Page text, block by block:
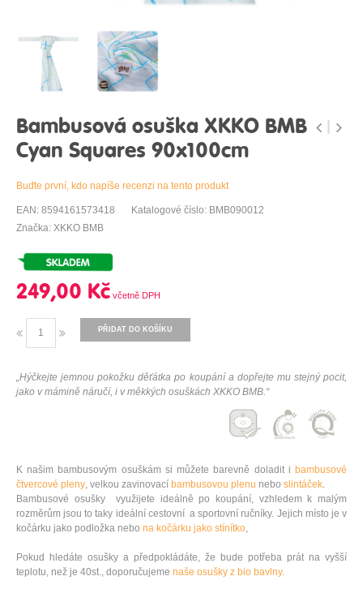
Bambusová osuška XKKO BMB
Cyan Squares 90x100cm
Buďte první, kdo napíše recenzi na tento produkt
EAN: 8594161573418
Katalogové číslo: BMB090012
Značka: XKKO BMB
249,00 Kč
PŘIDAT DO KOŠÍKU
„Hýčkejte jemnou pokožku děťátka po koupání a dopřejte mu stejný pocit,
jako v mámině náručí, i v měkkých osuškách XKKO BMB.“
K našim bambusovým osuškám si můžete barevně doladit i bambusové
čtvercové pleny, velkou zavinovací bambusovou plenu nebo slintáček.
Bambusové osušky využijete ideálně po koupání, vzhledem k malým
rozměrům jsou to taky ideální cestovní a sportovní ručníky. Jejich místo je v
kočárku jako podložka nebo na kočárku jako stínítko,
Pokud hledáte osušky a předpokládáte, že bude potřeba prát na vyšší
teplotu, než je 40st., doporučujeme naše osušky z bio bavlny.